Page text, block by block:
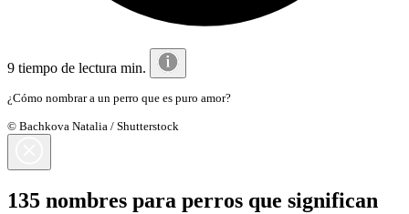
9 tiempo de lectura min.
¿Cómo nombrar a un perro que es puro amor?
© Bachkova Natalia / Shutterstock
135 nombres para perros que significan